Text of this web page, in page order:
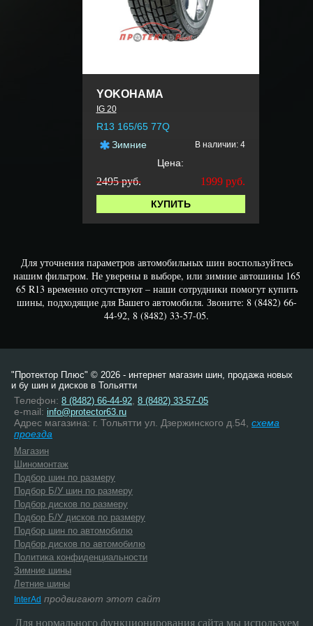
YOKOHAMA
IG 20
R13 165/65 77Q
Зимние
В наличии: 4
Цена:
2495 руб. 1999 руб.
КУПИТЬ
Для уточнения параметров автомобильных шин воспользуйтесь
нашим фильтром. Не уверены в выборе, или зимние автошины 165
65 R13 временно отсутствуют – наши сотрудники помогут купить
шины, подходящие для Вашего автомобиля. Звоните: 8 (8482) 66-
44-92, 8 (8482) 33-57-05.
"Протектор Плюс" © 2026 - интернет магазин шин, продажа новых
и бу шин и дисков в Тольятти
Телефон: 8 (8482) 66-44-92 8 (8482) 33-57-05
e-mail: info@protector63.ru
Адрес магазина: г. Тольятти ул. Дзержинского д.54, схема
проезда
Магазин
Шиномонтаж
Подбор шин по размеру
Подбор Б/У шин по размеру
Подбор дисков по размеру
Подбор Б/У дисков по размеру
Подбор шин по автомобилю
Подбор дисков по автомобилю
Политика конфиденциальности
Зимние шины
Летние шины
InterAd продвигают этот сайт
Для нормального функционирования сайта мы используем